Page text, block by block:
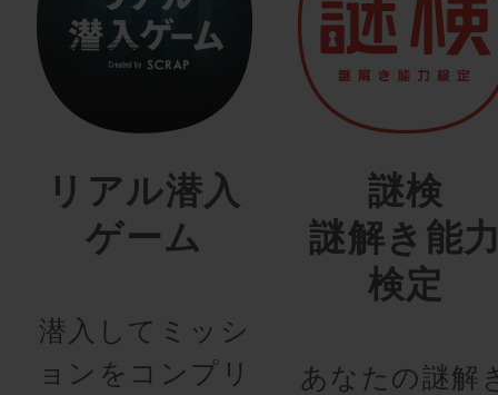
リアル潜入
ゲーム
潜入してミッシ
ョンをコンプリ
謎検
謎解き能
検定
あなたの謎解